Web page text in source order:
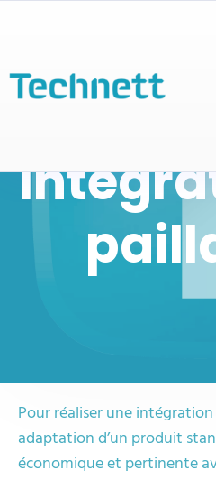
Pour réaliser une
adaptation d’un produit
économique et pertinente